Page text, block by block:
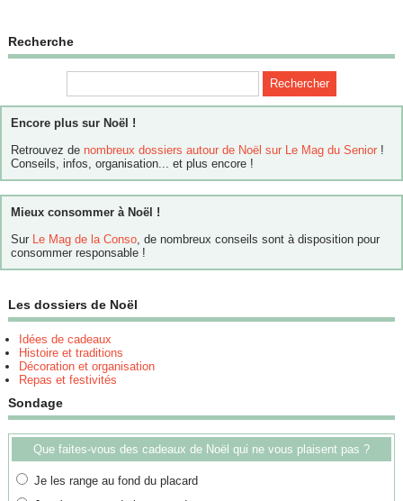
Recherche
Encore plus sur Noël !
Retrouvez de nombreux dossiers autour de Noël sur Le Mag du Senior !
Conseils, infos, organisation... et plus encore !
Mieux consommer à Noël !
Sur
Le Mag de la Conso , de nombreux conseils sont à disposition pour
consommer responsable !
Les dossiers de Noël
Idées de cadeaux
Histoire et traditions
Décoration et organisation
Repas et festivités
Sondage
Que faites-vous des cadeaux de Noël qui ne vous plaisent pas ?
Je les range au fond du placard